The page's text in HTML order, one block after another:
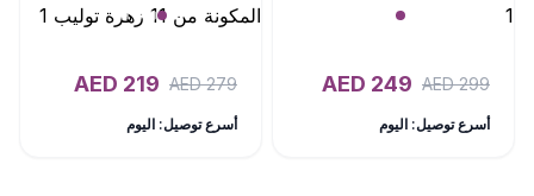
299
AED
249
أسرع توصيل: اليوم
279
AED
219
أسرع توصيل: اليوم